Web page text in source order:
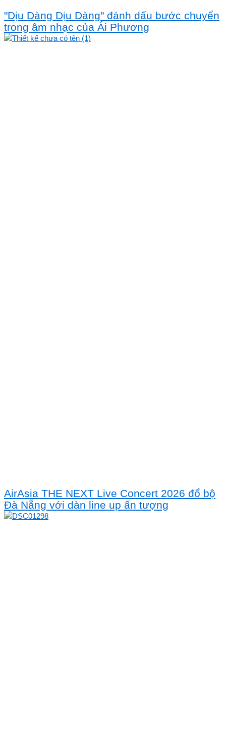
"Dịu Dàng Dịu Dàng" đánh dấu bước chuyển
trong âm nhạc của Ái Phương
AirAsia THE NEXT Live Concert 2026 đổ bộ
Đà Nẵng với dàn line up ấn tượng